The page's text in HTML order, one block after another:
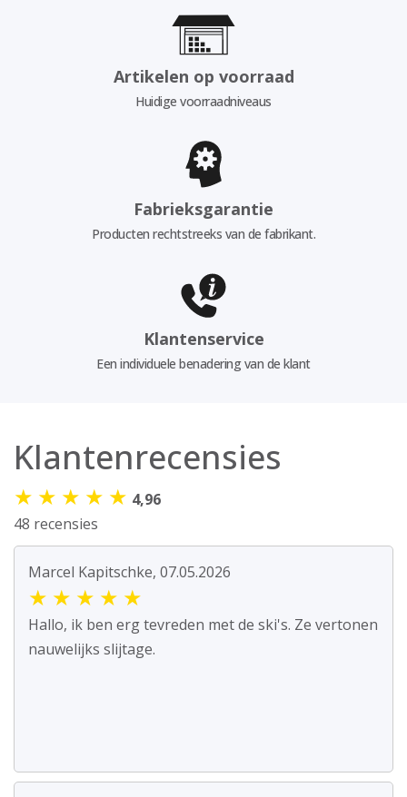
Artikelen op voorraad
Huidige voorraadniveaus
Fabrieksgarantie
Producten rechtstreeks van de fabrikant.
Klantenservice
Een individuele benadering van de klant
Klantenrecensies
★ ★ ★ ★ ★ 4,96
48 recensies
Marcel Kapitschke, 07.05.2026
★ ★ ★ ★ ★
Hallo, ik ben erg tevreden met de ski's. Ze vertonen
nauwelijks slijtage.